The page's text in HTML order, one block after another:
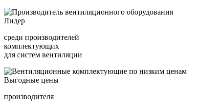
Лидер
среди производителей
комплектующих
для систем вентиляции
Выгодные цены
производителя